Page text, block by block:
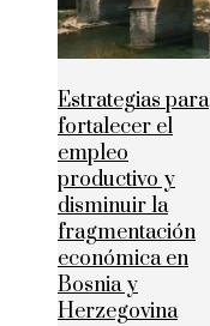
Estrategias para
fortalecer el
empleo
productivo y
disminuir la
fragmentación
económica en
Bosnia y
Herzegovina